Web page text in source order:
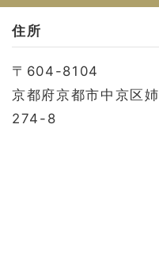
住所
〒604-8104
京都府京都市中京区
274-8